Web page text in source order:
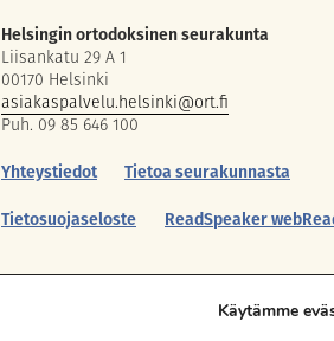
Helsingin ortodoksinen seurakunta
Liisankatu 29 A 1
00170 Helsinki
asiakaspalvelu.helsinki@ort.fi
Puh. 09 85 646 100
Yhteystiedot
Tietoa seurakunnasta
Tietosuojaseloste
ReadSpeaker
Käytämme